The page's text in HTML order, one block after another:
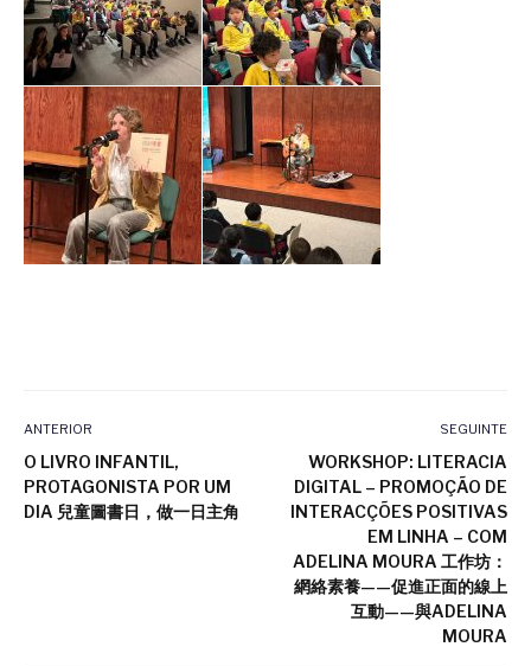
ANTERIOR
O LIVRO INFANTIL,
PROTAGONISTA POR UM
DIA 兒童圖書日，做一日主角
SEGUINTE
WORKSHOP: LITERACIA
DIGITAL – PROMOÇÃO DE
INTERACÇÕES POSITIVAS
EM LINHA – COM
ADELINA MOURA 工作坊：
網絡素養——促進正面的線上
互動——與ADELINA
MOURA